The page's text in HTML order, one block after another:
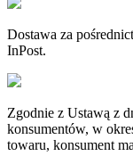
Dostawa za
InPost.
Zgodnie z Ustawą z
konsumentów, w
towaru, konsument